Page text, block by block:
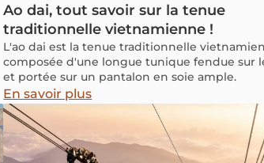
Ao dai, tout savoir sur la tenue
traditionnelle vietnamienne !
L'ao dai est la tenue traditionnelle
composée d'une longue tunique fendue sur
et portée sur un pantalon en soie ample.
En savoir plus